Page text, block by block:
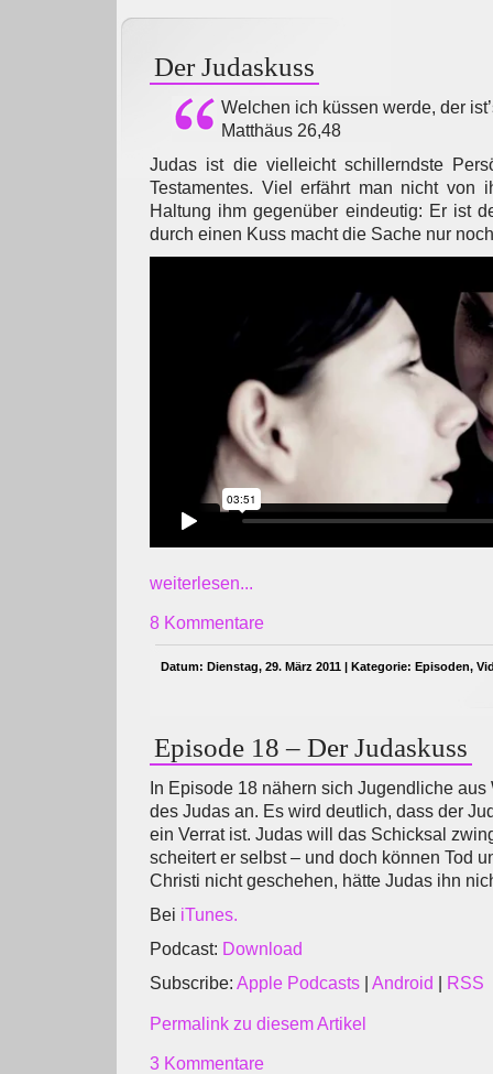
Der Judaskuss
Welchen ich küssen werde, der
Matthäus 26,48
Judas ist die vielleicht schillerndste
Testamentes. Viel erfährt man nicht von
Haltung ihm gegenüber eindeutig: Er ist
durch einen Kuss macht die Sache nur
weiterlesen...
8 Kommentare
Datum: Dienstag, 29. März 2011 | Kategorie: Episoden,
Episode 18 – Der Judaskuss
In Episode 18 nähern sich Jugendliche
des Judas an. Es wird deutlich, dass der
ein Verrat ist. Judas will das Schicksal
scheitert er selbst – und doch können Tod
Christi nicht geschehen, hätte Judas ihn
Bei iTunes.
Podcast: Download
Subscribe: Apple Podcasts Android RSS
Permalink zu diesem Artikel
3 Kommentare